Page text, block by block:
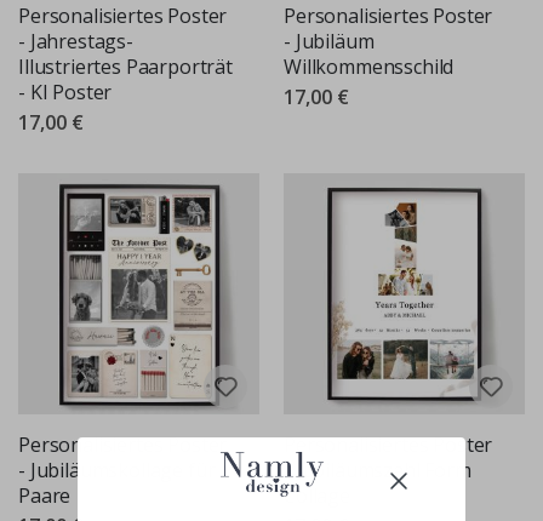
Personalisiertes Poster
- Jahrestags-
Illustriertes Paarporträt
- KI Poster
17,00 €
Personalisiertes Poster
- Jubiläum
Willkommensschild
17,00 €
Personalisiertes Poster
- Jubiläumskollage für
Paare
Personalisiertes Poster
- Jubiläumszahl Form
Collage